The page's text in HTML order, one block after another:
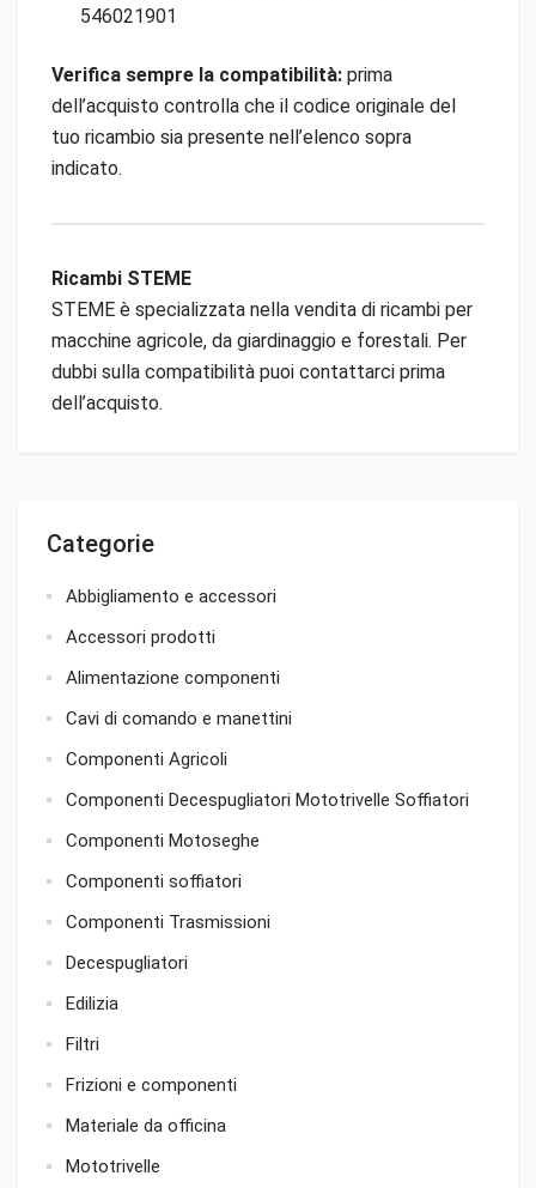
Categorie
Abbigliamento e accessori
Accessori prodotti
Alimentazione componenti
Cavi di comando e manettini
Componenti Agricoli
Componenti Decespugliatori Mototrivelle Soffiatori
Componenti Motoseghe
Componenti soffiatori
Componenti Trasmissioni
Decespugliatori
Edilizia
Filtri
Frizioni e componenti
Materiale da officina
Mototrivelle
546021901
Verifica sempre la compatibilità: prima
dell’acquisto controlla che il codice originale del
tuo ricambio sia presente nell’elenco sopra
indicato.
Ricambi STEME
STEME è specializzata nella vendita di ricambi per
macchine agricole, da giardinaggio e forestali. Per
dubbi sulla compatibilità puoi contattarci prima
dell’acquisto.